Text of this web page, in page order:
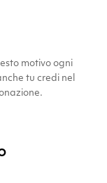
motivo ogni
tu credi nel